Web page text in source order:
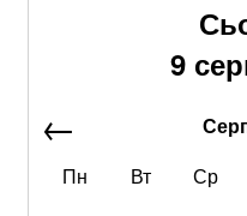
Абітурієнт заявив,
перевірка виявила
Отруйна картопля та
Рф завдала
9
Пн
Вт Ср